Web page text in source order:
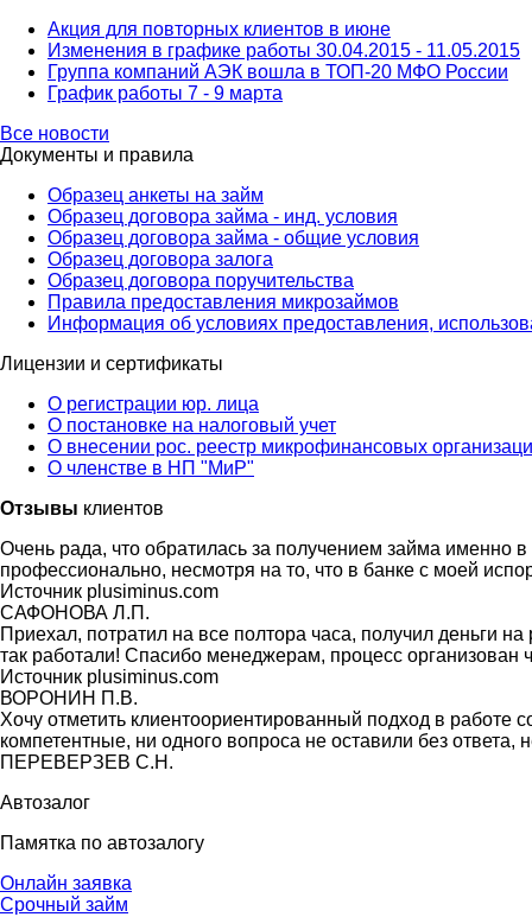
Акция для повторных клиентов в июне
Изменения в графике работы 30.04.2015 - 11.05.2015
Группа компаний АЭК вошла в ТОП-20 МФО России
График работы 7 - 9 марта
Все новости
Документы и правила
Образец анкеты на займ
Образец договора займа - инд. условия
Образец договора займа - общие условия
Образец договора залога
Образец договора поручительства
Правила предоставления микрозаймов
Информация об условиях предоставления,
Лицензии и сертификаты
О регистрации юр. лица
О постановке на налоговый учет
О внесении рос. реестр микрофинансовых
О членстве в НП "МиР"
Отзывы клиентов
Очень рада, что обратилась за получением займа
профессионально, несмотря на то, что в банке с моей
Источник plusiminus.com
САФОНОВА Л.П.
Приехал, потратил на все полтора часа, получил деньги
так работали! Спасибо менеджерам, процесс организован
Источник plusiminus.com
ВОРОНИН П.В.
Хочу отметить клиентоориентированный подход в
компетентные, ни одного вопроса не оставили без
ПЕРЕВЕРЗЕВ С.Н.
Автозалог
Памятка по автозалогу
Онлайн заявка
Срочный займ